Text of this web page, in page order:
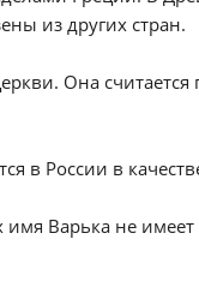
из других стран.
Она
в России в
Варька не